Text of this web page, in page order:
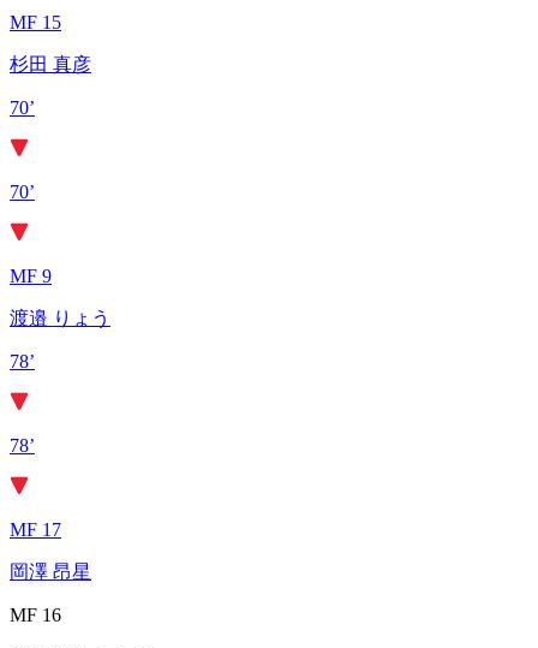
MF 15
杉田 真彦
70’
70’
MF 9
渡邉 りょう
78’
78’
MF 17
岡澤 昂星
MF 16